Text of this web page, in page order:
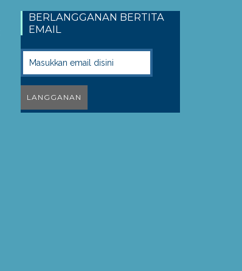
BERLANGGANAN BERTITA
EMAIL